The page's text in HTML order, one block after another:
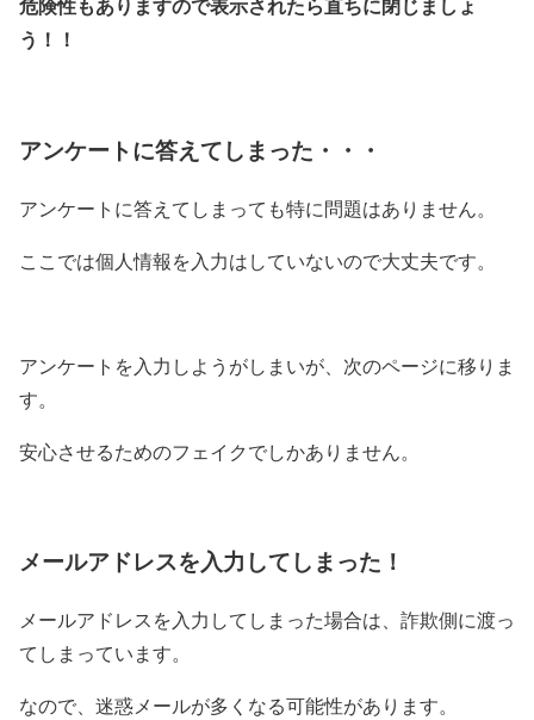
危険性もありますので表示されたら直ちに閉じましょ
う！！
アンケートに答えてしまった・・・
アンケートに答えてしまっても特に問題はありません。
ここでは個人情報を入力はしていないので大丈夫です。
アンケートを入力しようがしまいが、次のページに移りま
す。
安心させるためのフェイクでしかありません。
メールアドレスを入力してしまった！
メールアドレスを入力してしまった場合は、詐欺側に渡っ
てしまっています。
なので、迷惑メールが多くなる可能性があります。